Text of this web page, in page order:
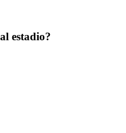
estadio?